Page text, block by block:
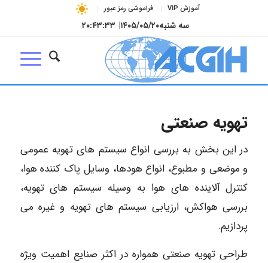
آموزش VIP فراموشی رمز عبور
سه شنبه۱۴۰۵/۰۵/۲۰| ۲۰:۴۳:۳۴
تهویه صنعتی
در این بخش به بررسی انواع سیستم های تهویه عمومی
و موضعی و مطبوع، انواع هودها، وسایل پاک کننده هوا،
کنترل آلاینده های هوا به وسیله سیستم های تهویه،
بررسی هواکش، ارزیابی سیستم های تهویه و غیره می
پردازیم.
طراحی تهویه صنعتی همواره در اکثر صنایع اهمیت ویژه